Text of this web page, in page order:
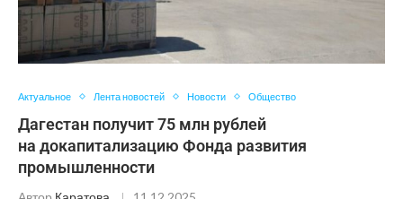
Актуальное Лента новостей Новости Общество
Дагестан получит 75 млн рублей
на докапитализацию Фонда развития
промышленности